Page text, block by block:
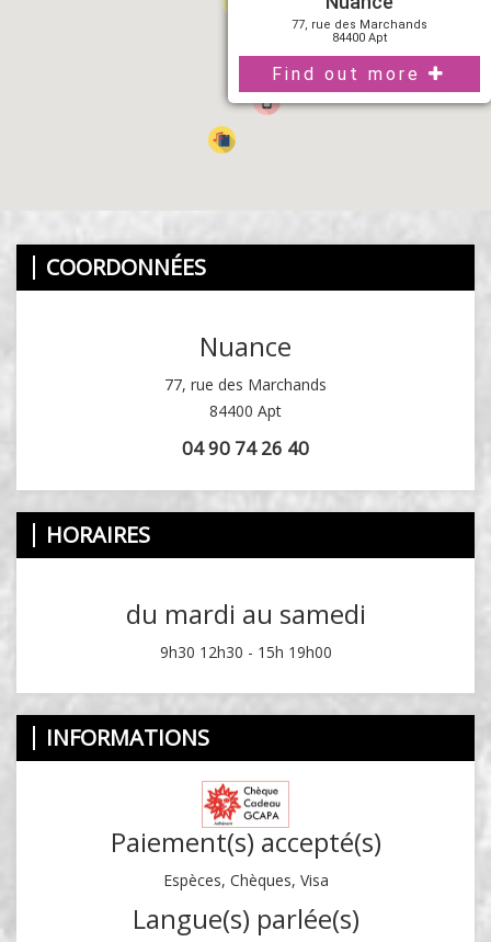
77, rue des Marchands
84400 Apt
Find out more
COORDONNÉES
Nuance
77, rue des Marchands
84400 Apt
04 90 74 26 40
HORAIRES
du mardi au samedi
9h30 12h30 - 15h 19h00
INFORMATIONS
Paiement(s) accepté(s)
Espèces, Chèques, Visa
Langue(s) parlée(s)